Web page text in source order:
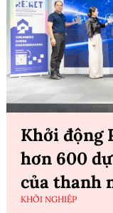
Khởi động
hơn 600
của thanh
KHỞI NGHIỆP